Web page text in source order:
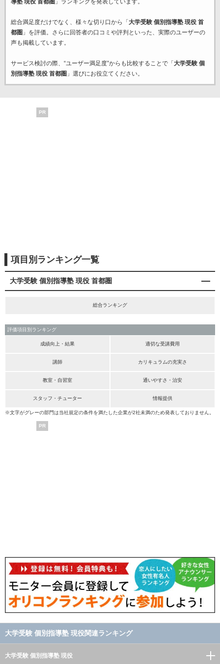
導塾 現役 首都圏 」ランキングを発表しています。
総合満足度だけでなく、様々な切り口から「 大学受験 個別指導塾 現役 首
都圏 」を評価。さらに回答者の口コミや評判といった、実際のユーザーの
声も掲載しています。
サービス検討の際、“ユーザー満足度”からも比較することで「 大学受験 個
別指導塾 現役 首都圏 」選びにお役立てください。
PR
項目別ランキング一覧
大学受験 個別指導塾 現役 首都圏
総合ランキング
評価項目別ランキング
成績向上・結果 適切な受講費用
講師 カリキュラムの充実さ
教室・自習室 通いやすさ・治安
スタッフ・チューター 情報提供
※文字がグレーの部門は当社規定の条件を満たした企業が2社未満のため発表しておりません。
PR
大学受験 個別指導塾 現役関連ランキング
大学受験 個別指導塾 現役